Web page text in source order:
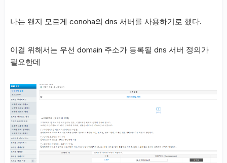
나는 왠지 모르게 conoha의 dns 서버를 사용하기로 했다.
이걸 위해서는 우선 domain 주소가 등록될 dns 서버 정의가
필요한데